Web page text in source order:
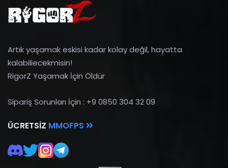
Artık yaşamak eskisi kadar kolay değil, hayatta
kalabiliecekmisin!
RigorZ Yaşamak İçin Öldür
Sipariş Sorunları İçin : +9 0850 304 32 09
ÜCRETSIZ MMOFPS